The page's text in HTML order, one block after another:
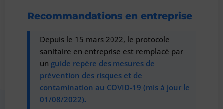
Recommandations en entreprise
Depuis le 15 mars 2022, le protocole
sanitaire en entreprise est remplacé par
un guide repère des mesures de
prévention des risques et de
contamination au COVID-19 (mis à jour le
01/08/2022).